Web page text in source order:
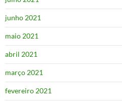
junho 2021
maio 2021
abril 2021
março 2021
fevereiro 2021